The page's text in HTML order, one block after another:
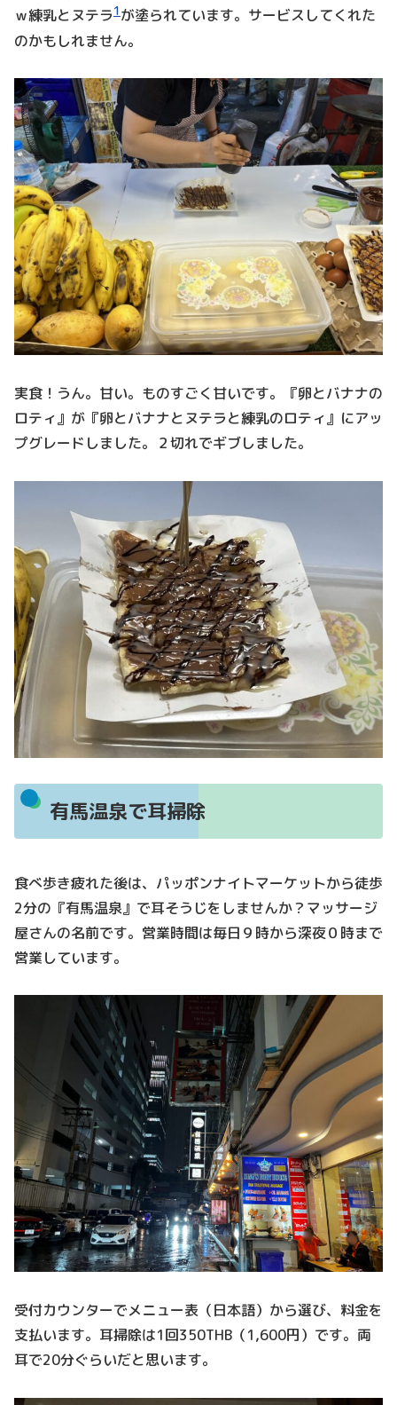
ｗ練乳とヌテラ1が塗られています。サービスしてくれた
のかもしれません。
実食！うん。甘い。ものすごく甘いです。『卵とバナナの
ロティ』が『卵とバナナとヌテラと練乳のロティ』にアッ
プグレードしました。２切れでギブしました。
有馬温泉で耳掃除
食べ歩き疲れた後は、パッポンナイトマーケットから徒歩
2分の『有馬温泉』で耳そうじをしませんか？マッサージ
屋さんの名前です。営業時間は毎日９時から深夜０時まで
営業しています。
受付カウンターでメニュー表（日本語）から選び、料金を
支払います。耳掃除は1回350THB（1,600円）です。両
耳で20分ぐらいだと思います。